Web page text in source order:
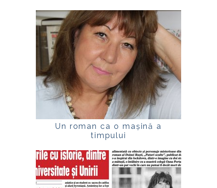
Un roman ca o mașină a
timpului